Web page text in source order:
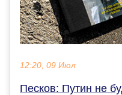
12:20, 09 Июл
Песков: Путин не